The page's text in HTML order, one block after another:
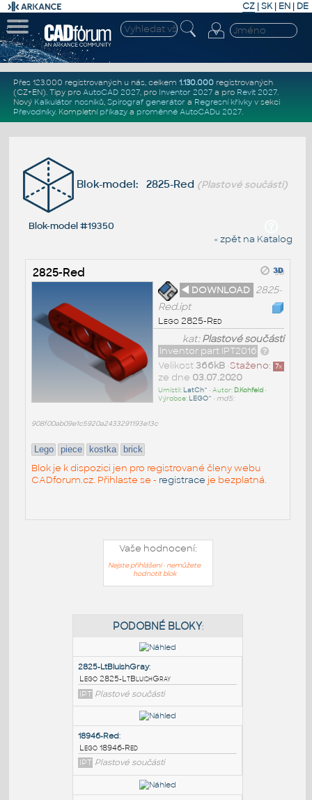
CZ | SK| EN | DE
Přes 123.000 registrovaných u nás, celkem 1.130.000registrovaných
(CZ+EN). Tipy pro AutoCAD 2027, pro Inventor 2027a pro Revit 2027.
Nový Kalkulátor nosníků, Spirograf generátor a Regresní křivkyv sekci
Převodníky. Kompletní příkazya proměnné AutoCADu 2027.
Blok-model: 2825-Red (Plastové součásti)
Blok-model #19350
« zpět na Katalog
2825-Red
◄ DOWNLOAD 2825-
Red.ipt
Lego 2825-Red
kat:Plastové součásti
Inventor part IPT2016
Staženo: 7x
Velikost366kB•
ze dne 03.07.2020
Umístil: LatCh^ • Autor: D.Kohfeld•
Výrobce: LEGO^ • md5:
908f00ab09e1c5920a2433291193e13c
Lego piece kostka brick
Blok je k dispozici jen pro registrované členy webu
CADforum.cz. Přihlaste se - registrace je bezplatná.
Vaše hodnocení:
Nejste přihlášeni - nemůžete
hodnotit blok
2825-LtBluishGray: